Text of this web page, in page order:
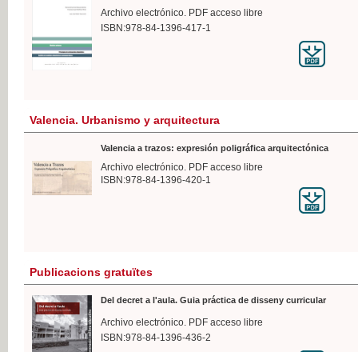
Archivo electrónico. PDF acceso libre
ISBN:978-84-1396-417-1
Valencia. Urbanismo y arquitectura
Valencia a trazos: expresión poligráfica arquitectónica
Archivo electrónico. PDF acceso libre
ISBN:978-84-1396-420-1
Publicacions gratuïtes
Del decret a l'aula. Guia práctica de disseny curricular
Archivo electrónico. PDF acceso libre
ISBN:978-84-1396-436-2